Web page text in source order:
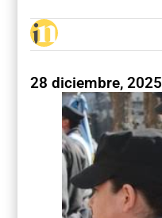
28 diciembre, 2025